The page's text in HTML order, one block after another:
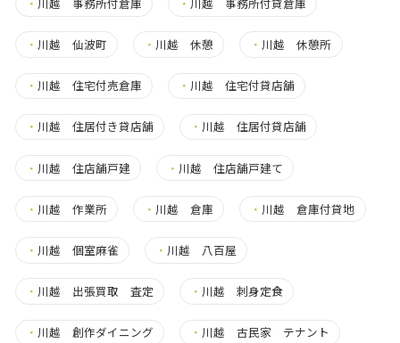
・ 川越 仙波町 ・ 川越 休憩 ・ 川越 休憩所
・ 川越 住宅付売倉庫 ・ 川越 住宅付貸店舗
・ 川越 住居付き貸店舗 ・ 川越 住居付貸店舗
・ 川越 住店舗戸建 ・ 川越 住店舗戸建て
・ 川越 作業所 ・ 川越 倉庫 ・ 川越 倉庫付貸地
・ 川越 個室麻雀 ・ 川越 八百屋
・ 川越 出張買取 査定 ・ 川越 刺身定食
・ 川越 創作ダイニング ・ 川越 古民家 テナント